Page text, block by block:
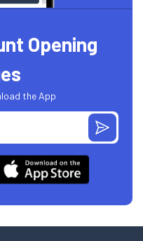
Opening
the App